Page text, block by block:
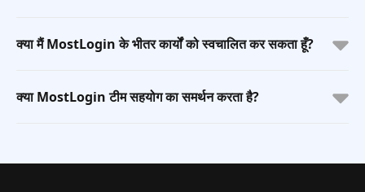
क्या मैं MostLogin के भीतर कार्यों को स्वचालित कर सकता हूँ?
क्या MostLogin टीम सहयोग का समर्थन करता है?